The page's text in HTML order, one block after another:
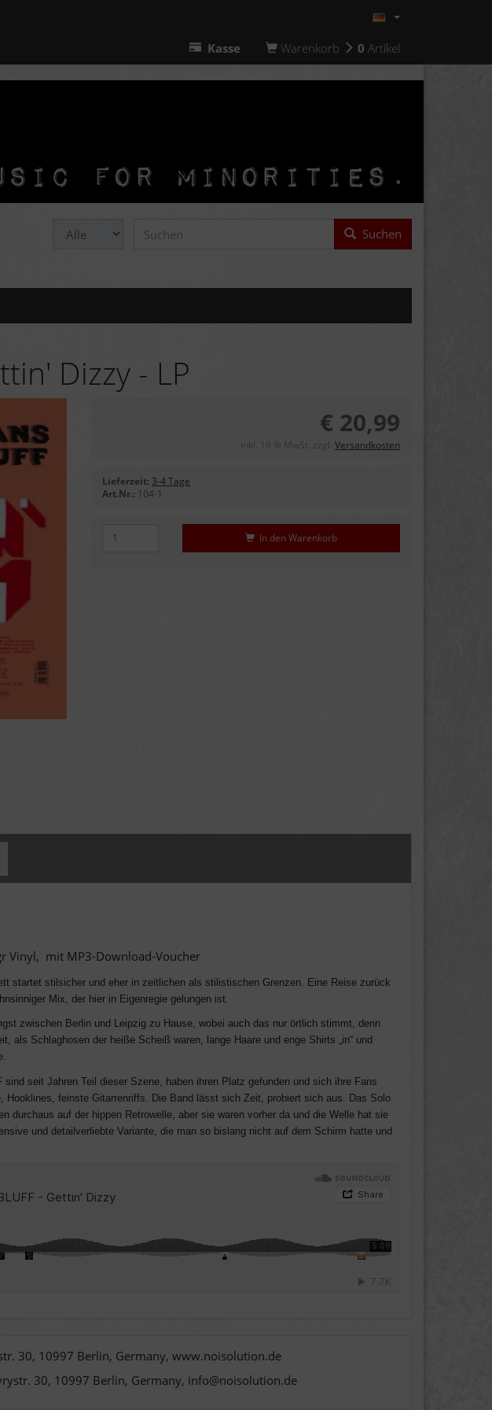
Kasse Warenkorb 0 Artikel
Suchen
Dizzy - LP
€ 20,99
inkl. 19 % MwSt. zzgl. Versandkosten
Lieferzeit: 3-4 Tage
Art.Nr.: 104-1
In den Warenkorb
Vinyl, mit MP3-Download-Voucher
startet stilsicher und eher in zeitlichen als stilistischen Grenzen. Eine Reise zurück
Mix, der hier in Eigenregie gelungen ist.
zwischen Berlin und Leipzig zu Hause, wobei auch das nur örtlich stimmt, denn
als Schlaghosen der heiße Scheiß waren, lange Haare und enge Shirts „in“ und
sind seit Jahren Teil dieser Szene, haben ihren Platz gefunden und sich ihre Fans
Hooklines, feinste Gitarrenriffs. Die Band lässt sich Zeit, probiert sich aus. Das Solo
durchaus auf der hippen Retrowelle, aber sie waren vorher da und die Welle hat sie
und detailverliebte Variante, die man so bislang nicht auf dem Schirm hatte und
30, 10997 Berlin, Germany, www.noisolution.de
30, 10997 Berlin, Germany, info@noisolution.de